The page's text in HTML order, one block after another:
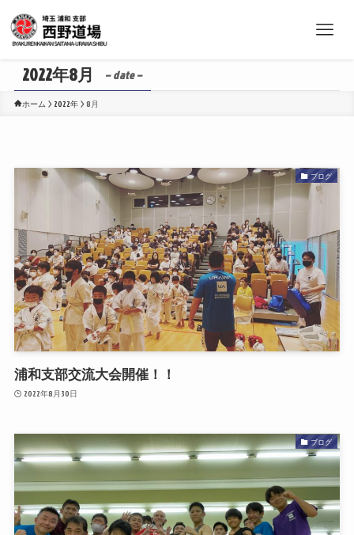
2022年8月 – date –
ホーム 2022年 8月
ブログ
浦和支部交流大会開催！！
2022年8月30日
ブログ